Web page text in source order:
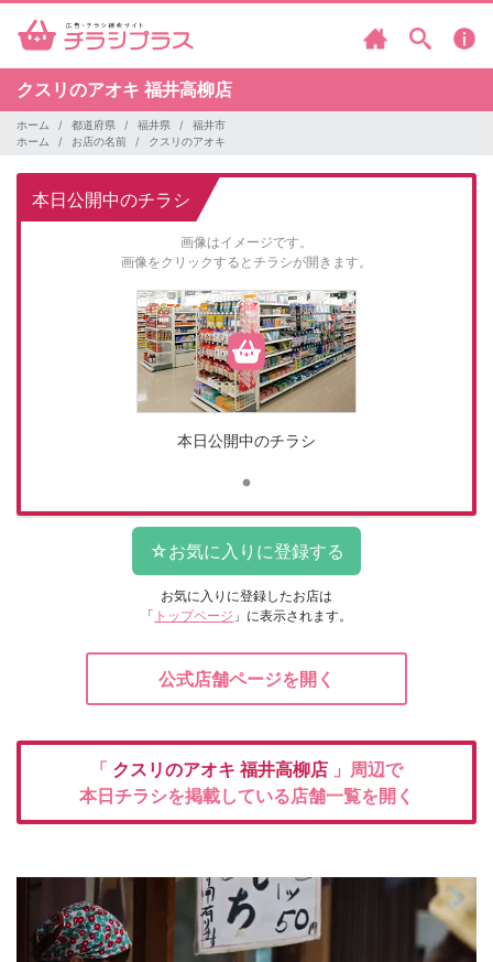
クスリのアオキ 福井高柳店
ホーム 都道府県 福井県
福井市
ホーム
お店の名前 クスリのアオキ
本日公開中のチラシ
画像はイメージです。
画像をクリックするとチラシが開きます。
本日公開中のチラシ
お気に入りに登録したお店は
「 トップページ 」に表示されます。
公式店舗ページを開く
「 クスリのアオキ 福井高柳店 」周辺で
本日チラシを掲載している店舗一覧を開く